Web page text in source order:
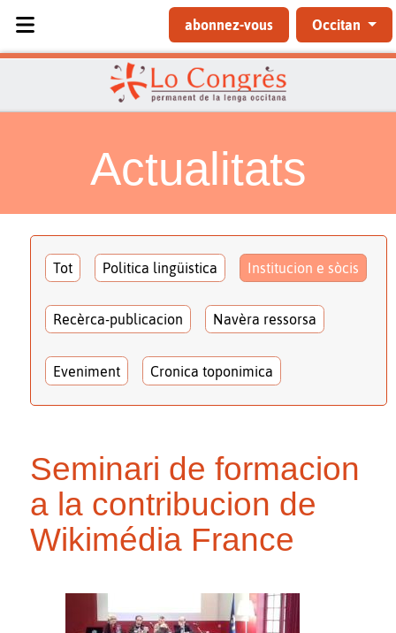
abonnez-vous Occitan
Actualitats
Tot Politica lingüistica Institucion e sòcis
Recèrca-publicacion Navèra ressorsa
Eveniment Cronica toponimica
Seminari de formacion
a la contribucion de
Wikimédia France